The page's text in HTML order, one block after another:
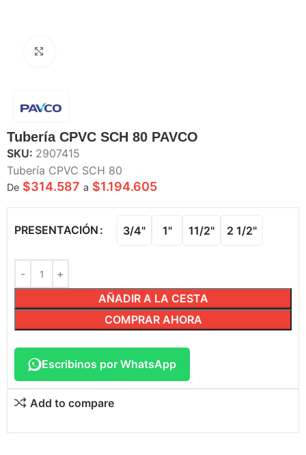
Tubería CPVC SCH 80 PAVCO
SKU: 2907415
Tubería CPVC SCH 80
De $314.587 a $1.194.605
PRESENTACIÓN 3/4" 1" 11/2" 2 1/2"
AÑADIR A LA CESTA
COMPRAR AHORA
Escribinos por WhatsApp
Add to compare